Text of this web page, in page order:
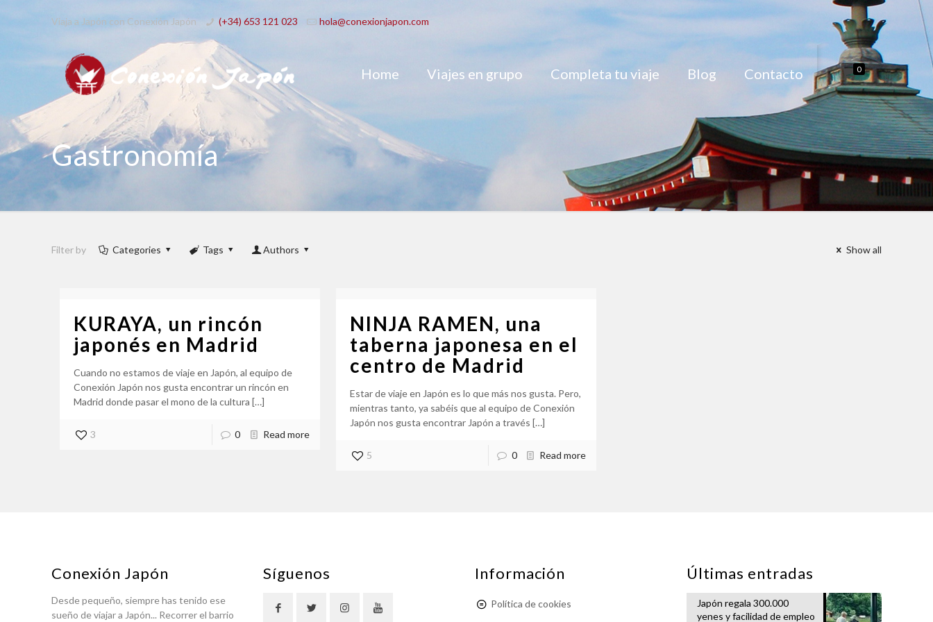
Viaja a Japón con Conexión Japón (+34) 653 121 023 hola@conexionjapon.com
Home Viajes en grupo Completa tu viaje Blog Contacto 0
Gastronomía
Filter by Categories Tags Authors Show all
KURAYA, un rincón
japonés en Madrid
Cuando no estamos de viaje en Japón, al equipo de
Conexión Japón nos gusta encontrar un rincón en
Madrid donde pasar el mono de la cultura […]
3 0 Read more
NINJA RAMEN, una
taberna japonesa en el
centro de Madrid
Estar de viaje en Japón es lo que más nos gusta. Pero,
mientras tanto, ya sabéis que al equipo de Conexión
Japón nos gusta encontrar Japón a través […]
5 0 Read more
Conexión Japón
Desde pequeño, siempre has tenido ese
sueño de viajar a Japón... Recorrer el barrio
Síguenos Información
Política de cookies
Últimas entradas
Japón regala 300.000
yenes y facilidad de empleo